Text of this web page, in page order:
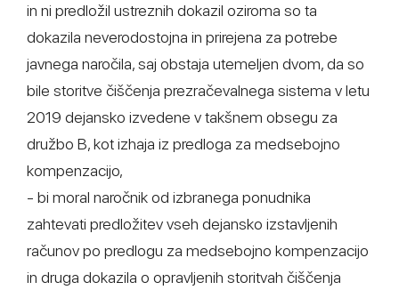
in ni predložil ustreznih dokazil oziroma so ta
dokazila neverodostojna in prirejena za potrebe
javnega naročila, saj obstaja utemeljen dvom, da so
bile storitve čiščenja prezračevalnega sistema v letu
2019 dejansko izvedene v takšnem obsegu za
družbo B, kot izhaja iz predloga za medsebojno
kompenzacijo,
- bi moral naročnik od izbranega ponudnika
zahtevati predložitev vseh dejansko izstavljenih
računov po predlogu za medsebojno kompenzacijo
in druga dokazila o opravljenih storitvah čiščenja